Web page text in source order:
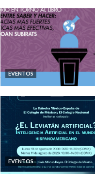
12.30-14.30 Eje 2.-
Moderador : Dr. José Luis
Censo 2020: Nuevos
Segregación
Moreno. UG.
Las características de
vivienda 2020. Dr.
EVENTOS
EVENTOS